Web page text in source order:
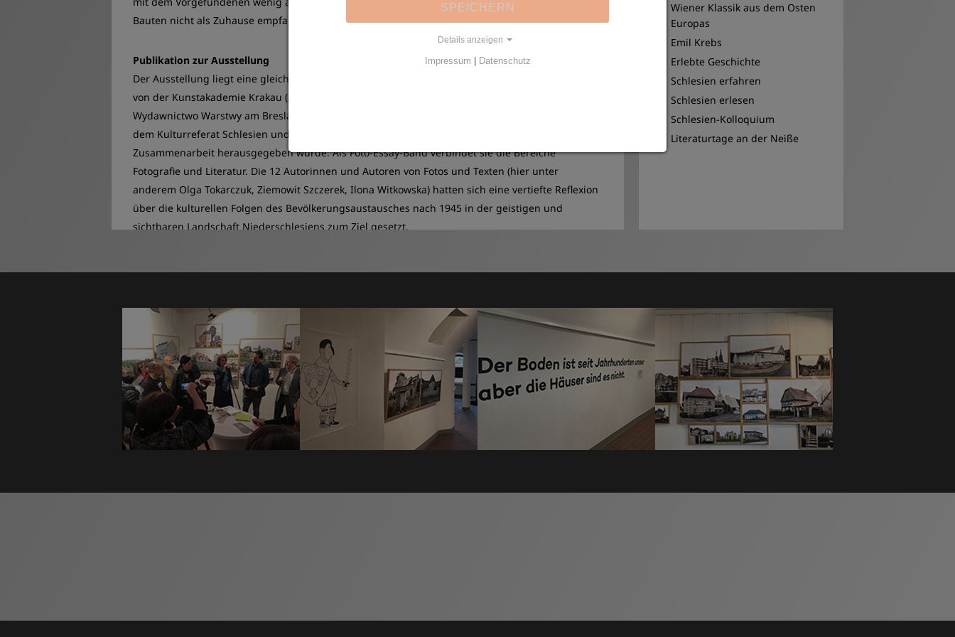
Bauten nicht als Zuhause empfanden.
Publikation zur Ausstellung
Der Ausstellung liegt eine gleichnamige polnische
von der Kunstakademie Krakau (Akademia Sztuk Pięknych w Krakowie) und dem Verlag
Wydawnictwo Warstwy am Breslauer Literaturhaus (Wrocławski Dom Literatury) in Kooperation mit
dem Kulturreferat Schlesien und mit der Förderung seitens der Stiftung für deutsch-polnische
Zusammenarbeit herausgegeben wurde. Als Foto-Essay-Band verbindet sie die Bereiche
Fotografie und Literatur. Die 12 Autorinnen und Autoren von Fotos und Texten (hier unter
anderem Olga Tokarczuk, Ziemowit Szczerek, Ilona Witkowska) hatten sich eine vertiefte Reflexion
über die kulturellen Folgen des Bevölkerungsaustausches nach 1945 in der geistigen und
sichtbaren Landschaft Niederschlesiens zum Ziel gesetzt.
Kulturservicegesellschaft mbH organisiert.
Wiener Klassik aus dem Osten
Europas
Emil Krebs
Erlebte Geschichte
Schlesien erfahren
Schlesien erlesen
Schlesien-Kolloquium
Literaturtage an der Neiße
SPEICHERN
Details anzeigen
Impressum Datenschutz